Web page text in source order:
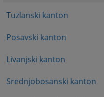
Tuzlanski kanton
Posavski kanton
Livanjski kanton
Srednjobosanski kanton